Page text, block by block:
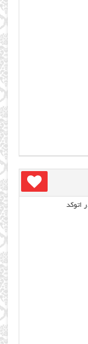
اتوکد